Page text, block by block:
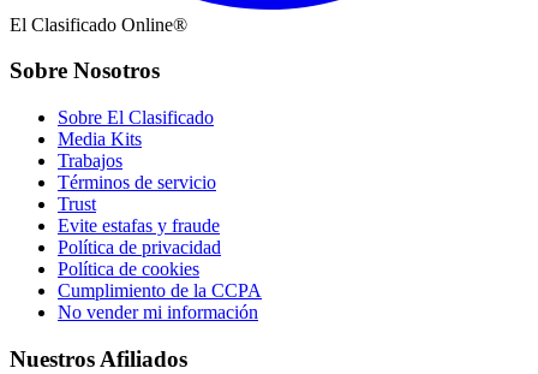
El Clasificado Online®
Sobre Nosotros
Sobre El Clasificado
Media Kits
Trabajos
Términos de servicio
Trust
Evite estafas y fraude
Política de privacidad
Política de cookies
Cumplimiento de la CCPA
No vender mi información
Nuestros Afiliados